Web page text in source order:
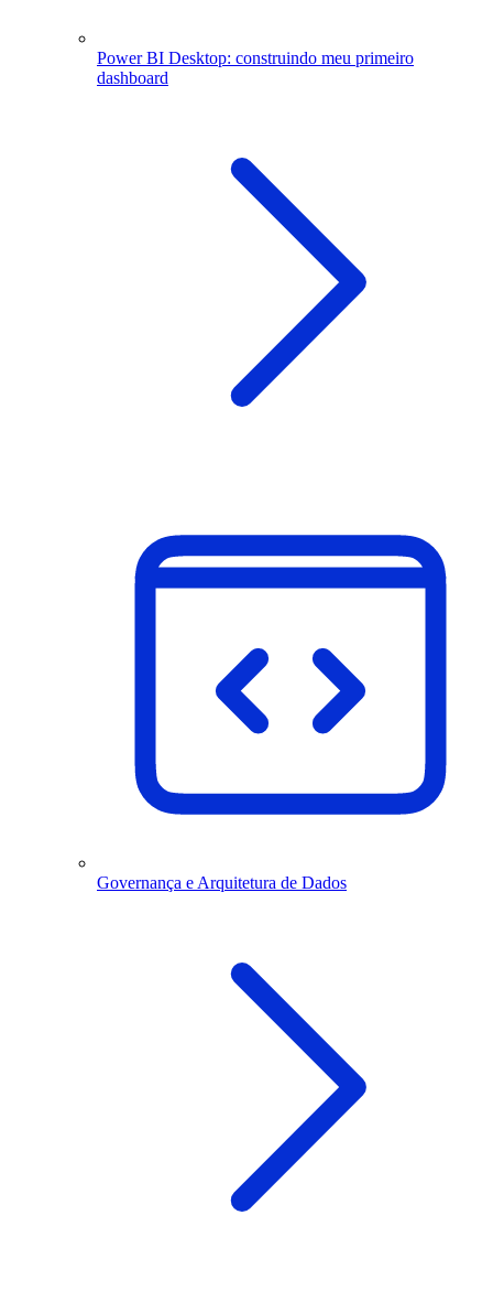
Power BI Desktop: construindo meu primeiro
dashboard
Governança e Arquitetura de Dados